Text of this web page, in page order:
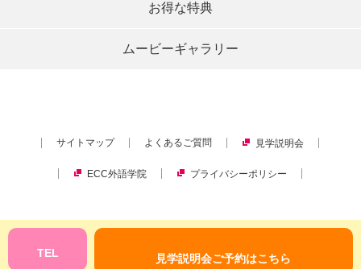
TEL 見学説明会ご予約はこちら
お得な特典
ムービーギャラリー
サイトマップ よくあるご質問 見学説明会
ECC外語学院 プライバシーポリシー
All rights reserved.